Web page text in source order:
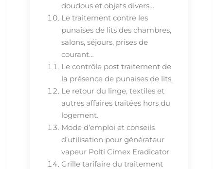
doudous et objets divers…
Le traitement contre les
punaises de lits des chambres,
salons, séjours, prises de
courant…
Le contrôle post traitement de
la présence de punaises de lits.
Le retour du linge, textiles et
autres affaires traitées hors du
logement.
Mode d’emploi et conseils
d’utilisation pour générateur
vapeur Polti Cimex Eradicator
Grille tarifaire du traitement